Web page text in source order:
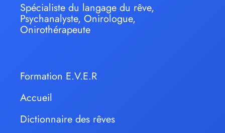
Spécialiste du langage du rêve,
Psychanalyste, Onirologue,
Onirothérapeute
Formation E.V.E.R
Accueil
Dictionnaire des rêves